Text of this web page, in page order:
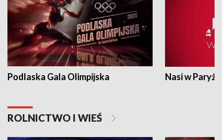
Podlaska Gala Olimpijska Nasi w Paryżu
ROLNICTWO I WIEŚ